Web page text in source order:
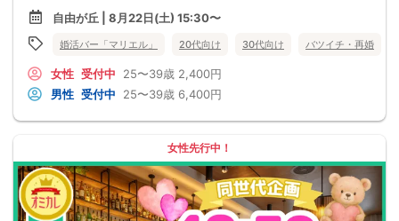
自由が丘 | 8月22日(土) 15:30〜
婚活バー「マリエル」 20代向け 30代向け バツイチ・再婚
女性 受付中 25〜39歳 2,400円
男性 受付中 25〜39歳 6,400円
女性先行中！